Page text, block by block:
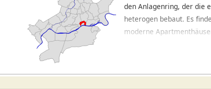
den Anlagenring, der die
heterogen bebaut. Es
moderne